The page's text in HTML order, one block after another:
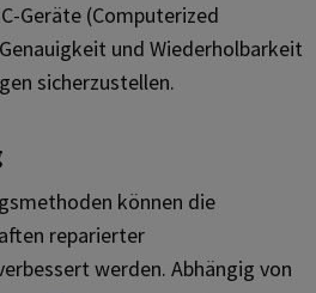
Geräte (Computerized
und Wiederholbarkeit
sicherzustellen.
können die
reparierter
werden. Abhängig von